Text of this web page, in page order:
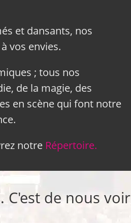
et dansants, nos
vos envies.
; tous nos
de la magie, des
en scène qui font notre
notre Répertoire.
C'est de nous voir